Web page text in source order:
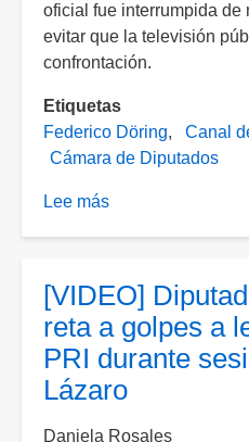
oficial fue interrumpida de
evitar que la televisión
confrontación.
Etiquetas
Federico Döring
Canal
Cámara de Diputados
Lee más
acusa
censura
en
Canal
Congreso
[VIDEO]
reta a golpes a
PRI durante
Lázaro
Daniela Rosales